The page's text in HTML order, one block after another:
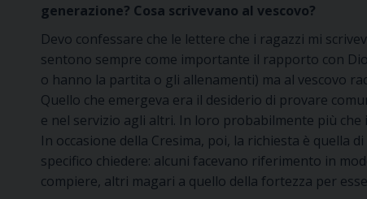
generazione? Cosa scrivevano al vescovo?
Devo confessare che le lettere che i ragazzi mi
sentono sempre come importante il rapporto con
o hanno la partita o gli allenamenti) ma al vescovo
Quello che emergeva era il desiderio di provare
e nel servizio agli altri. In loro probabilmente più
In occasione della Cresima, poi, la richiesta è quella
specifico chiedere: alcuni facevano riferimento in
compiere, altri magari a quello della fortezza per